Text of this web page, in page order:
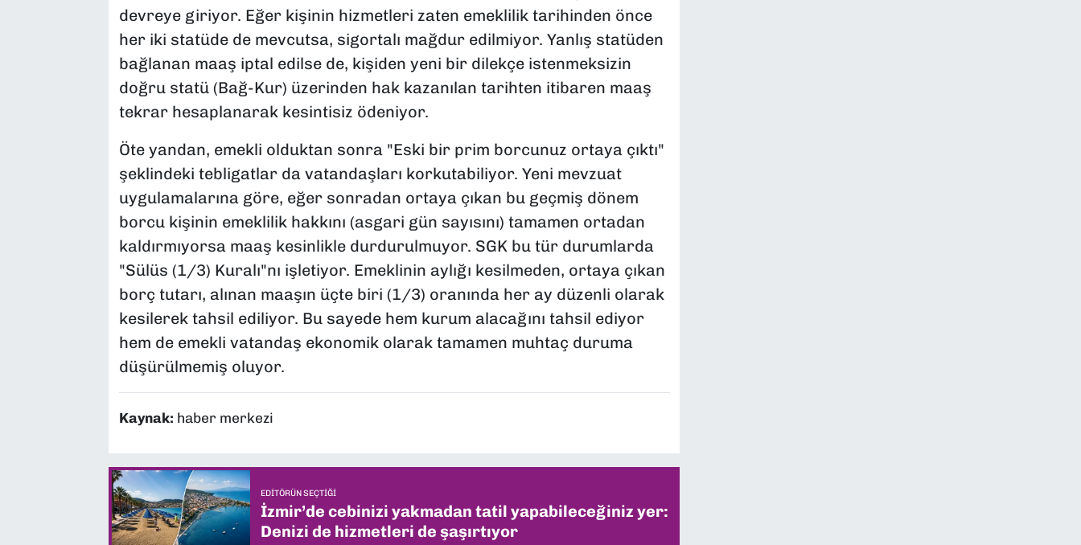
devreye giriyor. Eğer kişinin hizmetleri zaten emeklilik tarihinden önce
her iki statüde de mevcutsa, sigortalı mağdur edilmiyor. Yanlış statüden
bağlanan maaş iptal edilse de, kişiden yeni bir dilekçe istenmeksizin
doğru statü (Bağ-Kur) üzerinden hak kazanılan tarihten itibaren maaş
tekrar hesaplanarak kesintisiz ödeniyor.
Öte yandan, emekli olduktan sonra "Eski bir prim borcunuz ortaya çıktı"
şeklindeki tebligatlar da vatandaşları korkutabiliyor. Yeni mevzuat
uygulamalarına göre, eğer sonradan ortaya çıkan bu geçmiş dönem
borcu kişinin emeklilik hakkını (asgari gün sayısını) tamamen ortadan
kaldırmıyorsa maaş kesinlikle durdurulmuyor. SGK bu tür durumlarda
"Sülüs (1/3) Kuralı"nı işletiyor. Emeklinin aylığı kesilmeden, ortaya çıkan
borç tutarı, alınan maaşın üçte biri (1/3) oranında her ay düzenli olarak
kesilerek tahsil ediliyor. Bu sayede hem kurum alacağını tahsil ediyor
hem de emekli vatandaş ekonomik olarak tamamen muhtaç duruma
düşürülmemiş oluyor.
Kaynak: haber merkezi
EDITÖRÜN SEÇTIĞI
İzmir’de cebinizi yakmadan tatil yapabileceğiniz yer:
Denizi de hizmetleri de şaşırtıyor